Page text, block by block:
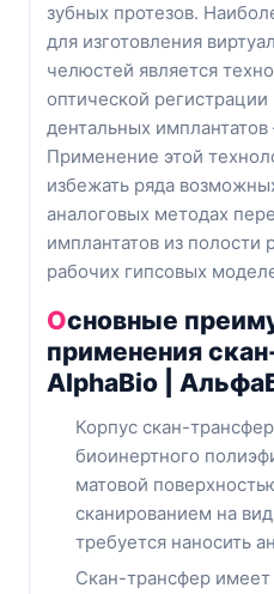
зубных протезов.
для изготовления
челюстей является
оптической
дентальных
Применение этой
избежать ряда
аналоговых методах
имплантатов из полости
рабочих гипсовых
Основные
применения
AlphaBio |
Корпус скан-
биоинертного
матовой
сканированием на
требуется наносить
Скан-трансфер